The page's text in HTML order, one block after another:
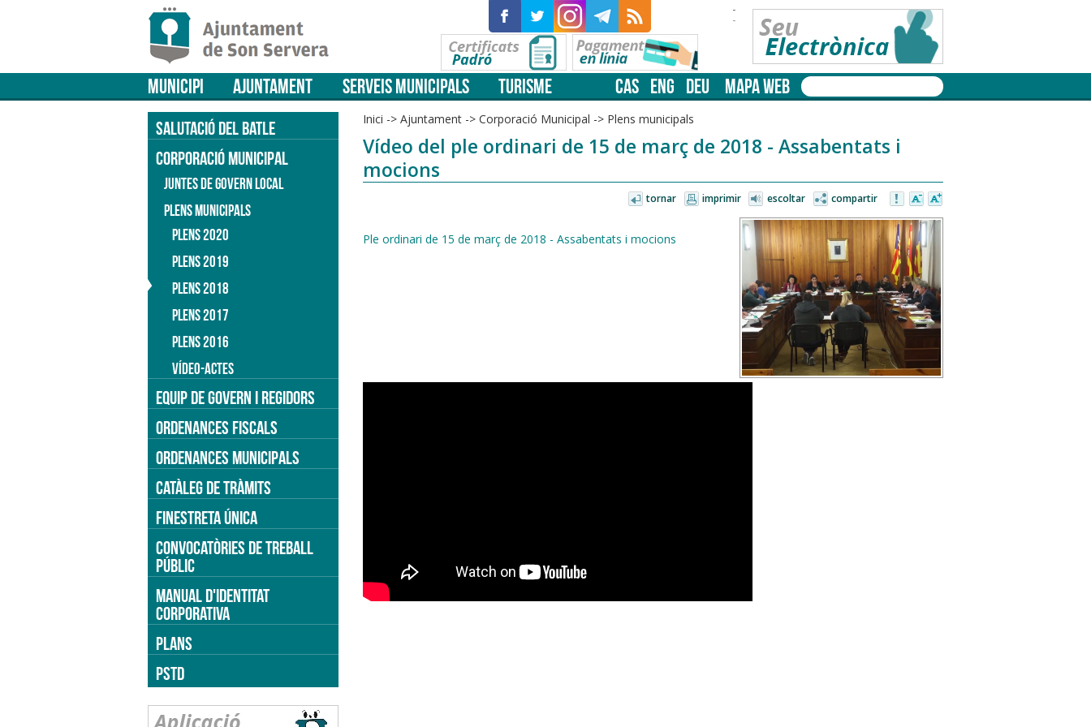
-
-
MUNICIPI AJUNTAMENT SERVEIS MUNICIPALS TURISME CAS ENG DEU MAPA WEB
Inici -> Ajuntament -> Corporació Municipal -> Plens municipals
Vídeo del ple ordinari de 15 de març de 2018 - Assabentats i
mocions
tornar imprimir escoltar compartir
Ple ordinari de 15 de març de 2018 - Assabentats i mocions
SALUTACIÓ DEL BATLE
CORPORACIÓ MUNICIPAL
JUNTES DE GOVERN LOCAL
PLENS MUNICIPALS
PLENS 2020
PLENS 2019
PLENS 2018
PLENS 2017
PLENS 2016
VÍDEO-ACTES
EQUIP DE GOVERN I REGIDORS
ORDENANCES FISCALS
ORDENANCES MUNICIPALS
CATÀLEG DE TRÀMITS
FINESTRETA ÚNICA
CONVOCATÒRIES DE TREBALL
PÚBLIC
MANUAL D'IDENTITAT
CORPORATIVA
PLANS
PSTD